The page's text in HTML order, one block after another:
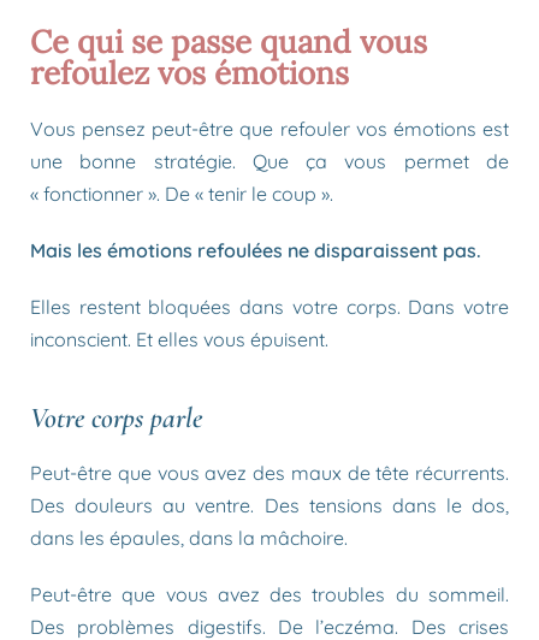
Ce qui se passe quand vous
refoulez vos émotions
Vous pensez peut-être que refouler vos émotions est
une bonne stratégie. Que ça vous permet de
« fonctionner ». De « tenir le coup ».
Mais les émotions refoulées ne disparaissent pas.
Elles restent bloquées dans votre corps. Dans votre
inconscient. Et elles vous épuisent.
Votre corps parle
Peut-être que vous avez des maux de tête récurrents.
Des douleurs au ventre. Des tensions dans le dos,
dans les épaules, dans la mâchoire.
Peut-être que vous avez des troubles du sommeil.
Des problèmes digestifs. De l’eczéma. Des crises